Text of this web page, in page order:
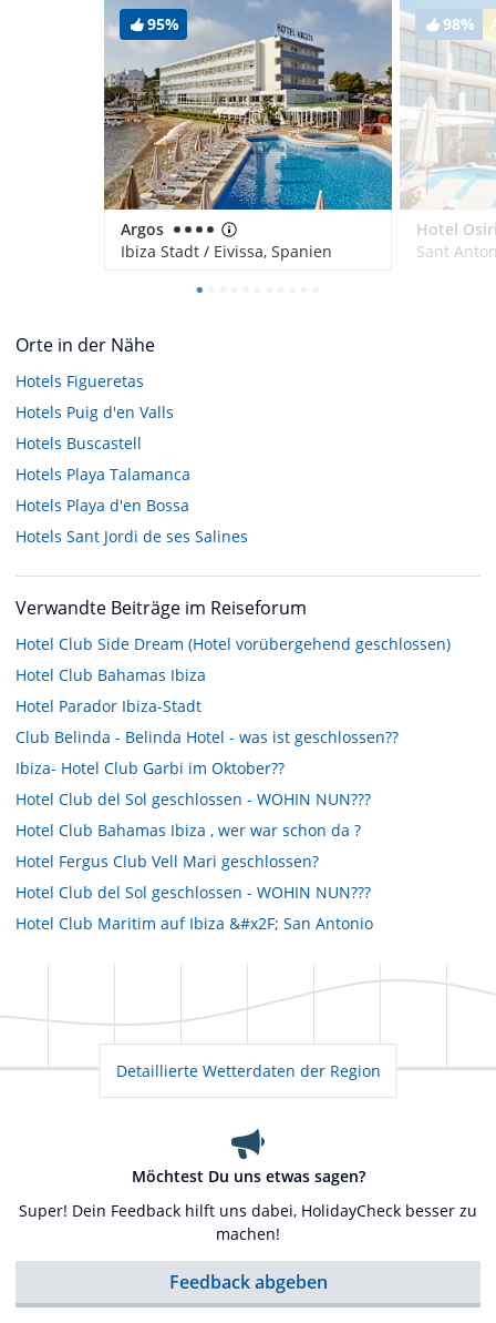
95%
Argos
Ibiza Stadt / Eivissa, Spanien
98%
Hotel
Orte in der Nähe
Hotels Figueretas
Hotels Puig d'en Valls
Hotels Buscastell
Hotels Playa Talamanca
Hotels Playa d'en Bossa
Hotels Sant Jordi de ses Salines
Verwandte Beiträge im Reiseforum
Hotel Club Side Dream (Hotel vorübergehend geschlossen)
Hotel Club Bahamas Ibiza
Hotel Parador Ibiza-Stadt
Club Belinda - Belinda Hotel - was ist geschlossen??
Ibiza- Hotel Club Garbi im Oktober??
Hotel Club del Sol geschlossen - WOHIN NUN???
Hotel Club Bahamas Ibiza , wer war schon da ?
Hotel Fergus Club Vell Mari geschlossen?
Hotel Club del Sol geschlossen - WOHIN NUN???
Hotel Club Maritim auf Ibiza &#x2F; San Antonio
Detaillierte Wetterdaten der Region
Möchtest Du uns etwas sagen?
Super! Dein Feedback hilft uns dabei, HolidayCheck besser zu
machen!
Feedback abgeben